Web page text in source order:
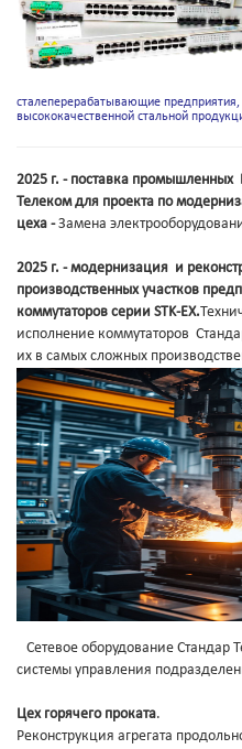
сталеперерабатывающие предприятия,
высококачественной стальной
2025 г. - поставка промышленных
Телеком для проекта по
цеха -Замена
2025 г. - модернизация и
производственных участков
коммутаторов серии STK-EX.
исполнение коммутаторов
их в самых сложных
Сетевое оборудование Стандар
системы управления
Цех горячего проката.
Реконструкция агрегата